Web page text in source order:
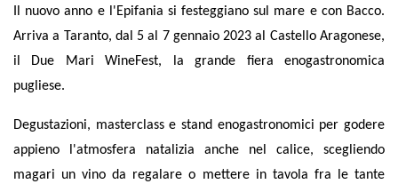
Il nuovo anno e l'Epifania si festeggiano sul mare e con Bacco.
Arriva a Taranto, dal 5 al 7 gennaio 2023 al Castello Aragonese,
il Due Mari WineFest, la grande fiera enogastronomica
pugliese.
Degustazioni, masterclass e stand enogastronomici per godere
appieno l'atmosfera natalizia anche nel calice, scegliendo
magari un vino da regalare o mettere in tavola fra le tante